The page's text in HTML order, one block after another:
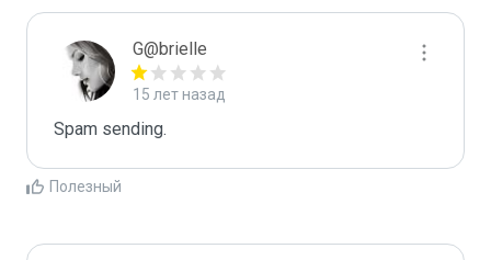
G@brielle
15 лет назад
Spam sending.
Полезный